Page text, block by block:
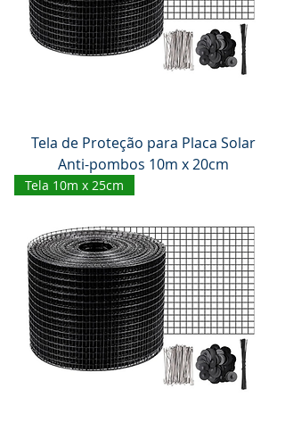
Tela de Proteção para Placa Solar
Anti-pombos 10m x 20cm
Tela 10m x 25cm